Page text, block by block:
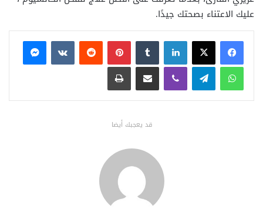
عليك الاعتناء بصحتك جيدًا.
فيسبوكX لينكدإن بينتيريست
ماسنجر
واتساب تيلقرام ڤايبر مشاركة عبر البريد طباعة
قد يعجبك أيضا